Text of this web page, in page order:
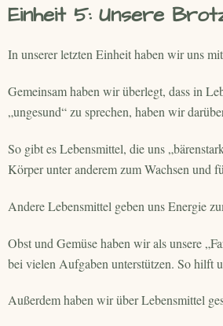
Einheit 5: Unsere
In unserer letzten Einheit haben wir uns
Gemeinsam haben wir überlegt, dass in
„ungesund“ zu sprechen, haben wir
So gibt es Lebensmittel, die uns
Körper unter anderem zum Wachsen und
Andere Lebensmittel geben uns Energie
Obst und Gemüse haben wir als unsere
bei vielen Aufgaben unterstützen. So hilft
Außerdem haben wir über Lebensmittel